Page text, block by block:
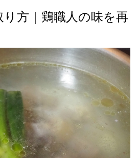
方｜鶏職人の味を再